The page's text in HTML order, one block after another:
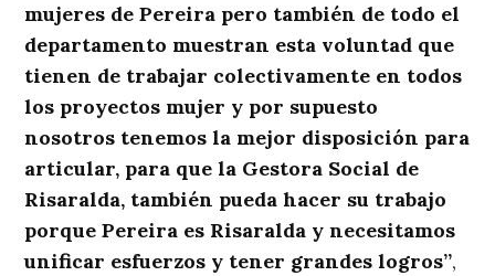
mujeres de Pereira pero también de todo el
departamento muestran esta voluntad que
tienen de trabajar colectivamente en todos
los proyectos mujer y por supuesto
nosotros tenemos la mejor disposición para
articular, para que la Gestora Social de
Risaralda, también pueda hacer su trabajo
porque Pereira es Risaralda y necesitamos
unificar esfuerzos y tener grandes logros”,